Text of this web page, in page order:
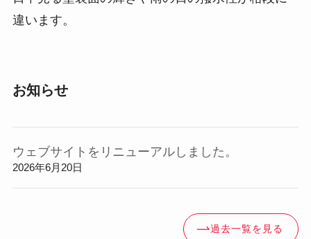
違います。
お知らせ
ウェブサイトをリニューアルしました。
2026年6月20日
過去一覧を見る